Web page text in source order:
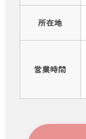
所在地
営業時間